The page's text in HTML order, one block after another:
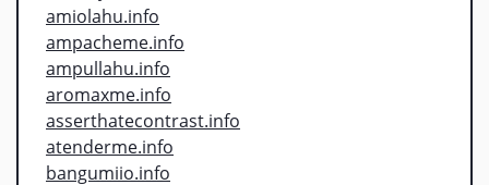
amiolahu.info
ampacheme.info
ampullahu.info
aromaxme.info
asserthatecontrast.info
atenderme.info
bangumiio.info